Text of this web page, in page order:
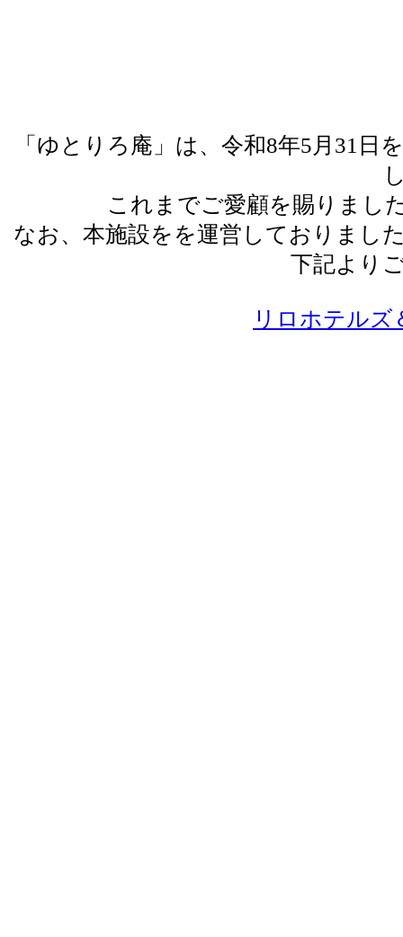
「ゆとりろ庵」は、令和8年5月31
これまでご愛顧を賜りまし
なお、本施設をを運営しておりまし
下記より
リロホテルズ